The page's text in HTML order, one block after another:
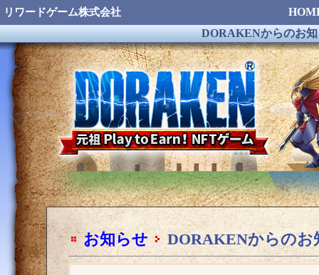
リワードゲーム株式会社
DORAKENからのお
お知らせ DORAKENからのお